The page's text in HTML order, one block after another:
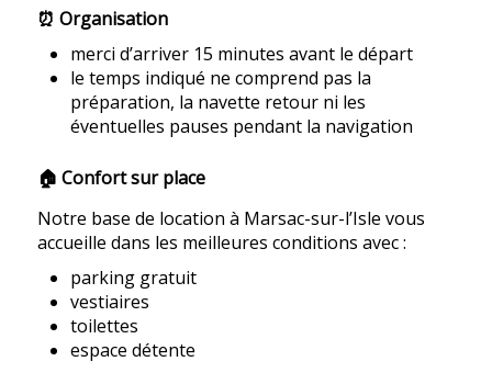
⏰ Organisation
merci d’arriver 15 minutes avant le départ
le temps indiqué ne comprend pas la
préparation, la navette retour ni les
éventuelles pauses pendant la navigation
🏠 Confort sur place
Notre base de location à Marsac-sur-l’Isle vous
accueille dans les meilleures conditions avec :
parking gratuit
vestiaires
toilettes
espace détente